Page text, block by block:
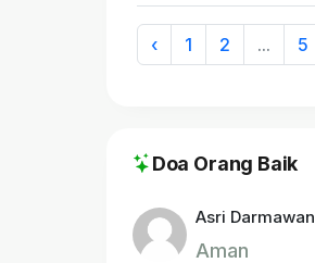
‹ 1 2 ... 5
Doa Orang Baik
Asri Darmawan
Aman